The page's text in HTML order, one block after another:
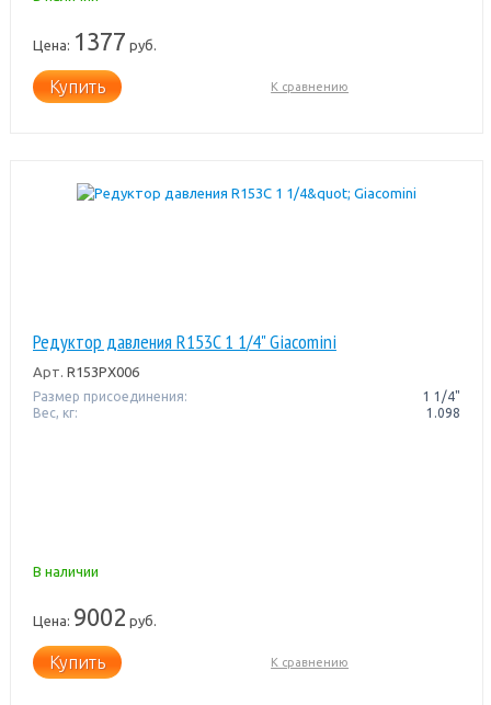
Цена: 1377 руб.
Купить К сравнению
Редуктор давления R153C 1 1/4" Giacomini
Арт. R153PX006
Размер присоединения:
1 1/4"
Вес, кг:
1.098
В наличии
Цена: 9002 руб.
Купить К сравнению